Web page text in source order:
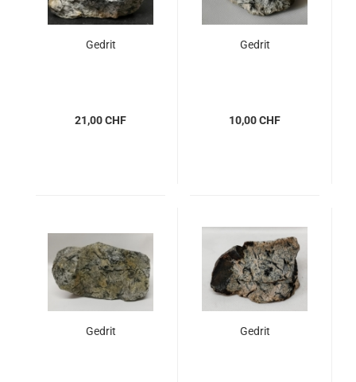
Gedrit
21,00 CHF
Gedrit
10,00 CHF
Gedrit Gedrit